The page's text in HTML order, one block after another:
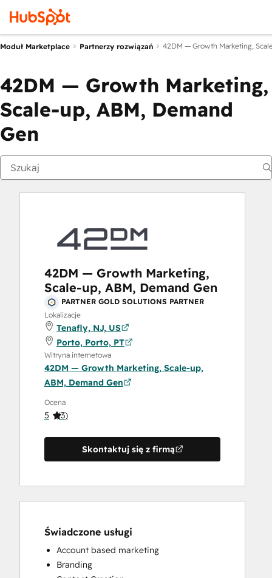
Moduł Marketplace Partnerzy rozwiązań 42DM — Growth Marketing,
42DM — Growth Marketing,
Scale-up, ABM, Demand
Gen
42DM — Growth Marketing,
Scale-up, ABM, Demand Gen
PARTNER GOLD SOLUTIONS PARTNER
Lokalizacje
Tenafly, NJ, US
Porto, Porto, PT
Witryna internetowa
42DM — Growth Marketing, Scale-up,
ABM, Demand Gen
Ocena
5 (3)
Skontaktuj się z firmą
Świadczone usługi
Account based marketing
Branding